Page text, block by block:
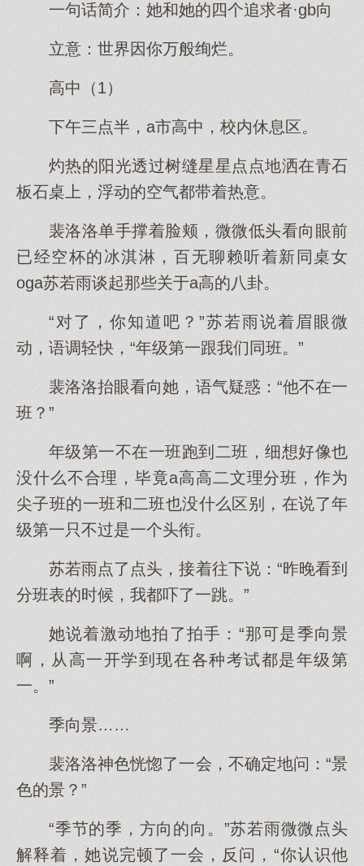
一句话简介：她和她的四个追求者·gb向
立意：世界因你万般绚烂。
高中（1）
下午三点半，a市高中，校内休息区。
灼热的阳光透过树缝星星点点地洒在青石
板石桌上，浮动的空气都带着热意。
裴洛洛单手撑着脸颊，微微低头看向眼前
已经空杯的冰淇淋，百无聊赖听着新同桌女
oga苏若雨谈起那些关于a高的八卦。
“对了，你知道吧？”苏若雨说着眉眼微
动，语调轻快，“年级第一跟我们同班。”
裴洛洛抬眼看向她，语气疑惑：“他不在一
班？”
年级第一不在一班跑到二班，细想好像也
没什么不合理，毕竟a高高二文理分班，作为
尖子班的一班和二班也没什么区别，在说了年
级第一只不过是一个头衔。
苏若雨点了点头，接着往下说：“昨晚看到
分班表的时候，我都吓了一跳。”
她说着激动地拍了拍手：“那可是季向景
啊，从高一开学到现在各种考试都是年级第
一。”
季向景……
裴洛洛神色恍惚了一会，不确定地问：“景
色的景？”
“季节的季，方向的向。”苏若雨微微点头
解释着，她说完顿了一会，反问，“你认识他